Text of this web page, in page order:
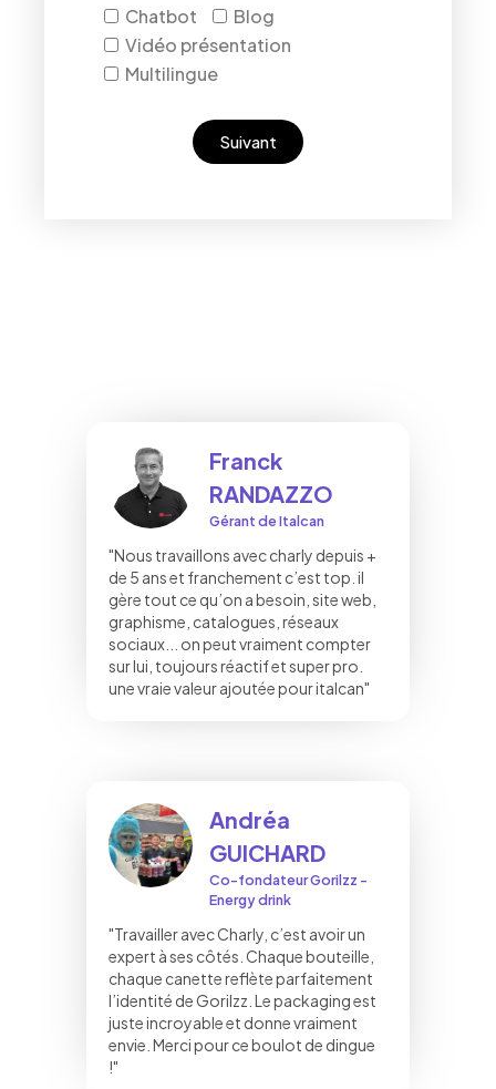
Chatbot
Blog
Vidéo présentation
Multilingue
Suivant
Franck
RANDAZZO
Gérant de Italcan
"Nous travaillons avec charly depuis +
de 5 ans et franchement c’est top. il
gère tout ce qu’on a besoin, site web,
graphisme, catalogues, réseaux
sociaux... on peut vraiment compter
sur lui, toujours réactif et super pro.
une vraie valeur ajoutée pour italcan"
Andréa
GUICHARD
Co-fondateur Gorilzz -
Energy drink
"Travailler avec Charly, c’est avoir un
expert à ses côtés. Chaque bouteille,
chaque canette reflète parfaitement
l’identité de Gorilzz. Le packaging est
juste incroyable et donne vraiment
envie. Merci pour ce boulot de dingue
!"